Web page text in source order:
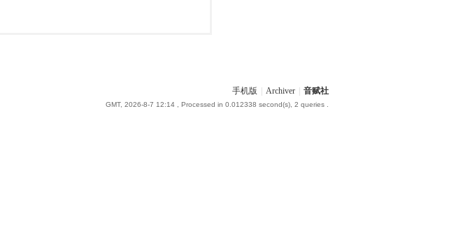
手机版 Archiver 音赋社
GMT, 2026-8-7 12:14 , Processed in 0.012338 second(s), 2 queries .